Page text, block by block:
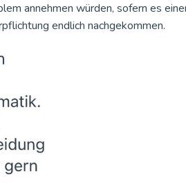
annehmen würden, sofern es
endlich nachgekommen.